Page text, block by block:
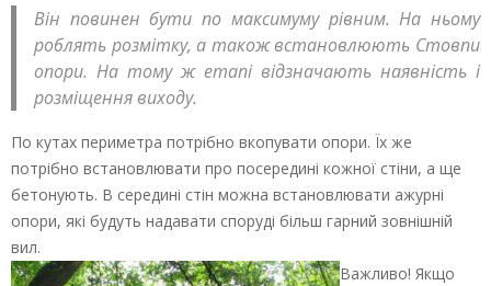
Він повинен бути по максимуму рівним. На ньому
роблять розмітку, а також встановлюють Стовпи
опори. На тому ж етапі відзначають наявність і
розміщення виходу.
По кутах периметра потрібно вкопувати опори. Їх же
потрібно встановлювати про посередині кожної стіни, а ще
бетонують. В середині стін можна встановлювати ажурні
опори, які будуть надавати споруді більш гарний зовнішній
вил.
Важливо! Якщо